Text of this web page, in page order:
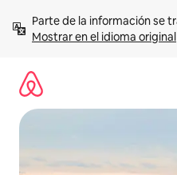
contenidoMostrar en el idioma original